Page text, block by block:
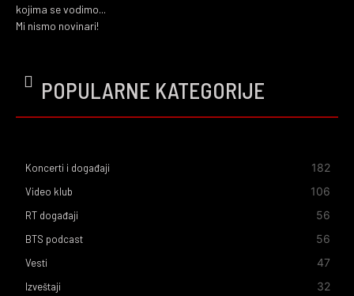
kojima se vodimo...
Mi nismo novinari!
POPULARNE KATEGORIJE
Koncerti i događaji 182
Video klub 106
RT događaji 56
BTS podcast 56
Vesti 47
Izveštaji 32